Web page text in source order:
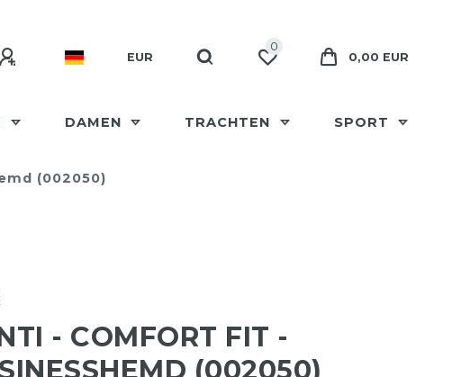
EUR
0
0,00 EUR
DAMEN TRACHTEN SPORT
(002050)
- COMFORT FIT -
(002050)